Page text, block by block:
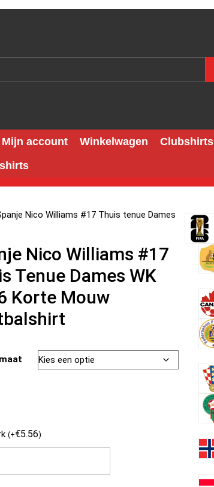
Mijn account Winkelwagen Clubshirts
Nico Williams #17 Thuis tenue Dames
Nico Williams #17
Tenue Dames WK
Korte Mouw
(+€5.56)